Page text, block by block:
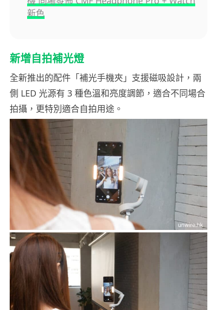
新色
新增自拍補光燈
全新推出的配件「補光手機夾」支援磁吸設計，兩
側 LED 光源有 3 種色溫和亮度調節，適合不同場合
拍攝，更特別適合自拍用途。